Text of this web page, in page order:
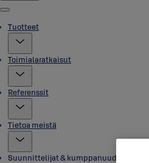
Menu
Tuotteet
Toimialaratkaisut
Referenssit
Tietoa meistä
Suunnittelijat & kumppanuudet